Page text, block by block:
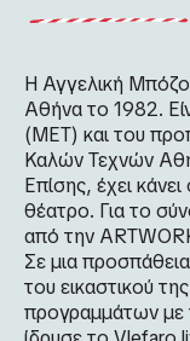
Η Αγγελική
Αθήνα το 1982.
(ΜΕΤ) και του
Καλών Τεχνών
Επίσης, έχει
θέατρο. Για το
από την
Σε μια
του εικαστικού
προγραμμάτων με